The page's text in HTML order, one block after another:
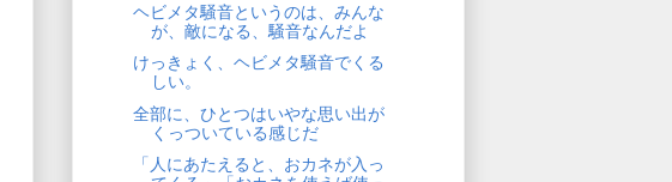
ヘビメタ騒音というのは、みんな
が、敵になる、騒音なんだよ
けっきょく、ヘビメタ騒音でくる
しい。
全部に、ひとつはいやな思い出が
くっついている感じだ
「人にあたえると、おカネが入っ